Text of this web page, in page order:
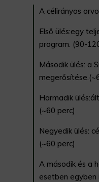
A célirányos
Első ülés:egy
program. (90-
Második ülés: a
Harmadik
(~60 perc)
Negyedik ülés:
(~60 perc)
A második és a
esetben egyben